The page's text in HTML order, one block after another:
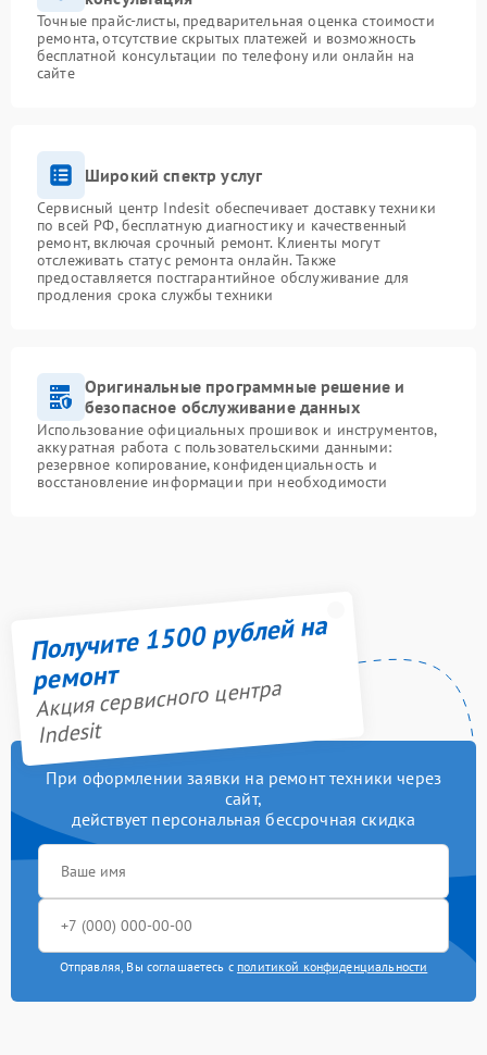
Точные прайс-листы, предварительная оценка стоимости
ремонта, отсутствие скрытых платежей и возможность
бесплатной консультации по телефону или онлайн на
сайте
Широкий спектр услуг
Сервисный центр Indesit обеспечивает доставку техники
по всей РФ, бесплатную диагностику и качественный
ремонт, включая срочный ремонт. Клиенты могут
отслеживать статус ремонта онлайн. Также
предоставляется постгарантийное обслуживание для
продления срока службы техники
Оригинальные программные решение и
безопасное обслуживание данных
Использование официальных прошивок и инструментов,
аккуратная работа с пользовательскими данными:
резервное копирование, конфиденциальность и
восстановление информации при необходимости
Получите 1500 рублей на
ремонт
Акция сервисного центра
Indesit
При оформлении заявки на ремонт техники через
сайт,
действует персональная бессрочная скидка
Отправляя, Вы соглашаетесь с политикой конфиденциальности